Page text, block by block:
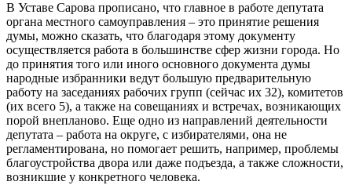
В Уставе Сарова прописано, что главное в работе депутата
органа местного самоуправления – это принятие решения
думы, можно сказать, что благодаря этому документу
осуществляется работа в большинстве сфер жизни города. Но
до принятия того или иного основного документа думы
народные избранники ведут большую предварительную
работу на заседаниях рабочих групп (сейчас их 32), комитетов
(их всего 5), а также на совещаниях и встречах, возникающих
порой внепланово. Еще одно из направлений деятельности
депутата – работа на округе, с избирателями, она не
регламентирована, но помогает решить, например, проблемы
благоустройства двора или даже подъезда, а также сложности,
возникшие у конкретного человека.